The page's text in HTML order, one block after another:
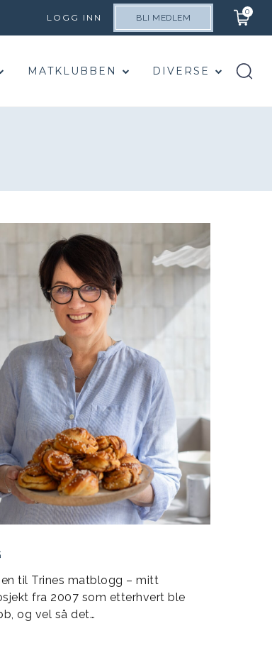
LOGG INN BLI MEDLEM
0
MATKLUBBEN DIVERSE
til Trines matblogg – mitt
fra 2007 som etterhvert ble
og vel så det…